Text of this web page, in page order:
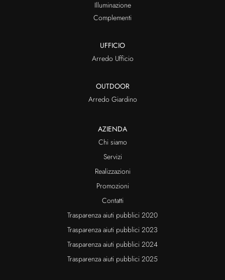
Illuminazione
Complementi
UFFICIO
Arredo Ufficio
OUTDOOR
Arredo Giardino
AZIENDA
Chi siamo
Servizi
Realizzazioni
Promozioni
Contatti
Trasparenza aiuti pubblici 2020
Trasparenza aiuti pubblici 2023
Trasparenza aiuti pubblici 2024
Trasparenza aiuti pubblici 2025